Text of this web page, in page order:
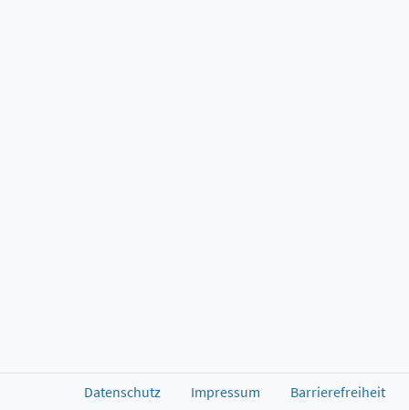
Datenschutz Impressum Barrierefreiheit